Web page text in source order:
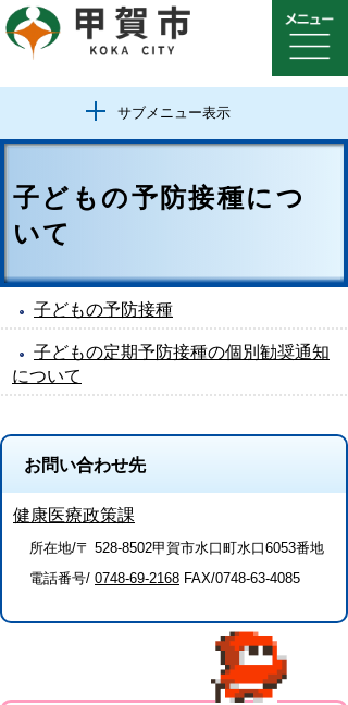
サブメニュー表示
子どもの予防接種につ
いて
子どもの予防接種
子どもの定期予防接種の個別勧奨通知
について
お問い合わせ先
健康医療政策課
所在地/〒 528-8502甲賀市水口町水口6053番地
電話番号/ 0748-69-2168 FAX/0748-63-4085